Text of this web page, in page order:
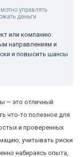
управлять
деньги
или компанию.
направлениям и
и повысить шансы
— это отличный
что-то полезное для
и проверенных
учитывать риски
набираясь опыта,